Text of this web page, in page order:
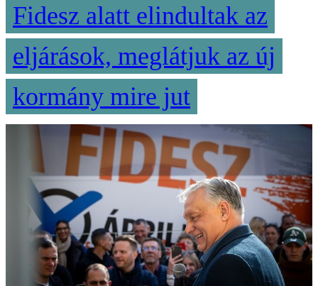
Fidesz alatt elindultak az
eljárások, meglátjuk az új
kormány mire jut